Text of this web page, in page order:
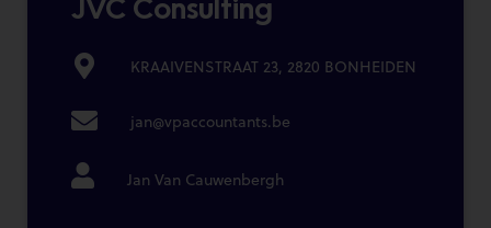
JVC Consulting
KRAAIVENSTRAAT 23, 2820 BONHEIDEN
jan@vpaccountants.be
Jan Van Cauwenbergh